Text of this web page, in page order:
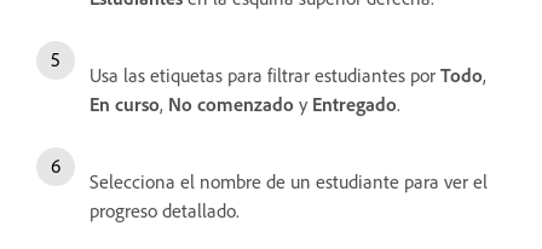
Usa las etiquetas para filtrar estudiantes por Todo,
En curso, No comenzado y Entregado.
Selecciona el nombre de un estudiante para ver el
progreso detallado.